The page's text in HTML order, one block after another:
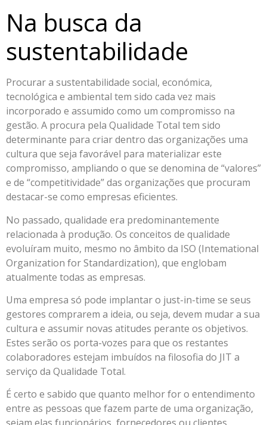
Na busca da
sustentabilidade
Procurar a sustentabilidade social, económica,
tecnológica e ambiental tem sido cada vez mais
incorporado e assumido como um compromisso na
gestão. A procura pela Qualidade Total tem sido
determinante para criar dentro das organizações uma
cultura que seja favorável para materializar este
compromisso, ampliando o que se denomina de “valores”
e de “competitividade” das organizações que procuram
destacar-se como empresas eficientes.
No passado, qualidade era predominantemente
relacionada à produção. Os conceitos de qualidade
evoluíram muito, mesmo no âmbito da ISO (Intemational
Organization for Standardization), que englobam
atualmente todas as empresas.
Uma empresa só pode implantar o just-in-time se seus
gestores comprarem a ideia, ou seja, devem mudar a sua
cultura e assumir novas atitudes perante os objetivos.
Estes serão os porta-vozes para que os restantes
colaboradores estejam imbuídos na filosofia do JIT a
serviço da Qualidade Total.
É certo e sabido que quanto melhor for o entendimento
entre as pessoas que fazem parte de uma organização,